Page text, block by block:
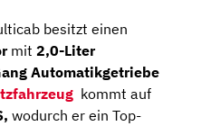
besitzt einen
mit 2,0-Liter
Automatikgetriebe
kommt auf
wodurch er ein Top-